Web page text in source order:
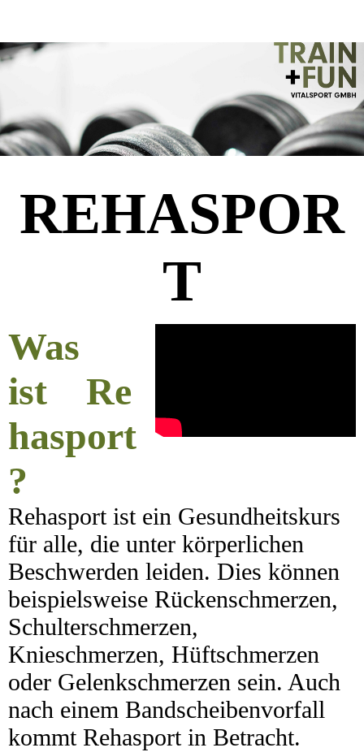
REHASPOR
T
Was
ist Re
hasport
?
Rehasport ist ein Gesundheitskurs
für alle, die unter körperlichen
Beschwerden leiden. Dies können
beispielsweise Rückenschmerzen,
Schulterschmerzen,
Knieschmerzen, Hüftschmerzen
oder Gelenkschmerzen sein. Auch
nach einem Bandscheibenvorfall
kommt Rehasport in Betracht.